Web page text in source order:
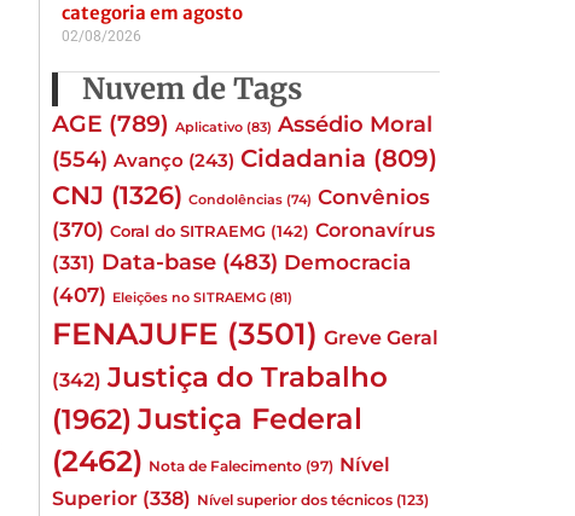
categoria em agosto
02/08/2026
Nuvem de Tags
AGE (789) Aplicativo (83) Assédio Moral
(554) Avanço (243) Cidadania (809)
CNJ (1326) Condolências (74) Convênios
(370) Coral do SITRAEMG (142) Coronavírus
(331) Data-base (483) Democracia
(407) Eleições no SITRAEMG (81)
FENAJUFE (3501) Greve Geral
(342) Justiça do Trabalho
(1962) Justiça Federal
(2462) Nota de Falecimento (97) Nível
Superior (338) Nível superior dos técnicos (123)